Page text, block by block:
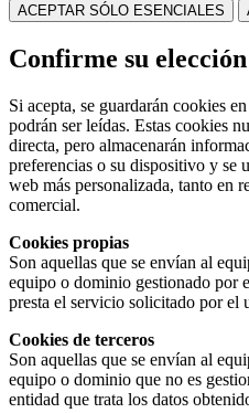
ACEPTAR SÓLO ESENCIALES
Confirme su elección
Si acepta, se guardarán cookies
podrán ser leídas. Estas cookies
directa, pero almacenarán
preferencias o su dispositivo y se
web más personalizada, tanto en
comercial.
Cookies propias
Son aquellas que se envían al
equipo o dominio gestionado por
presta el servicio solicitado por el
Cookies de terceros
Son aquellas que se envían al
equipo o dominio que no es
entidad que trata los datos